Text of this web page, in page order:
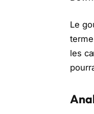
Le
les